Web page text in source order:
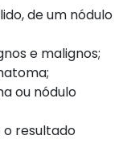
de um nódulo
e malignos;
ou nódulo
o resultado